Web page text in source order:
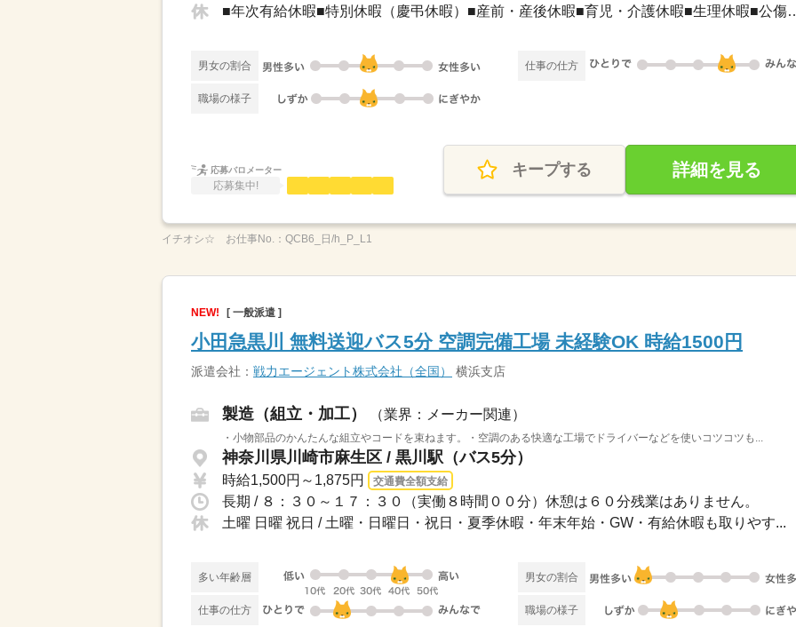
■年次有給休暇■特別休暇（慶弔休暇）■産
男女の割合 仕事の仕方
職場の様子
応募バロメーター
応募集中!
キープする 詳細を見る
イチオシ☆ お仕事No.： QCB6_日/h_P_L1
NEW! [ 一般派遣 ]
小田急黒川 無料送迎バス5分 空調完備工場 未経験OK 時給1500円
派遣会社： 戦力エージェント株式会社（全国） 横浜支店
製造（組立・加工） （業界：メーカー関連）
・小物部品のかんたんな組立やコードを束ねます。・空調のある快適な工場でドライバーなどを使いコツコツも...
神奈川県川崎市麻生区 / 黒川駅（バス5分）
時給1,500円～1,875円 交通費全額支給
長期 / ８：３０～１７：３０（実働８時間００分）休憩は６０分残業はありません。
土曜 日曜 祝日 / 土曜・日曜日・祝日・夏季休暇・年末年始・GW・有給休暇も取りやす...
多い年齢層 男女の割合
仕事の仕方 職場の様子